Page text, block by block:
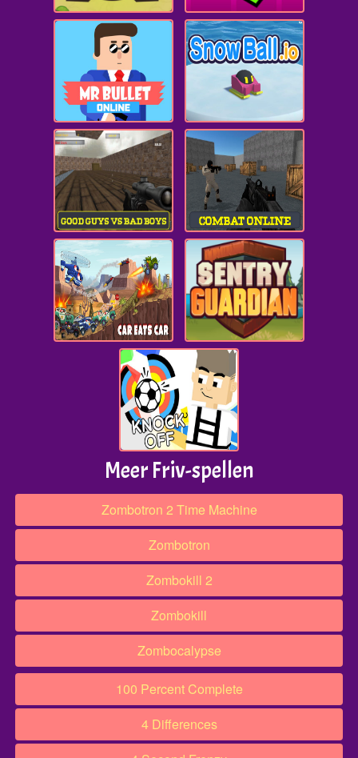
Meer Friv-spellen
Zombotron 2 Time Machine
Zombotron
Zombokill 2
Zombokill
Zombocalypse
100 Percent Complete
4 Differences